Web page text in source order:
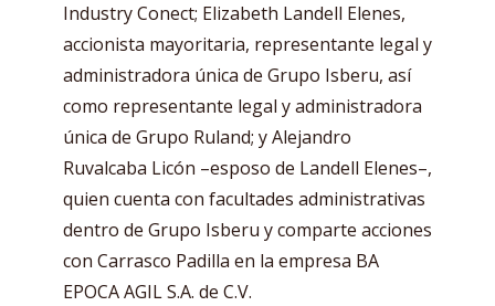
Industry Conect; Elizabeth Landell Elenes,
accionista mayoritaria, representante legal y
administradora única de Grupo Isberu, así
como representante legal y administradora
única de Grupo Ruland; y Alejandro
Ruvalcaba Licón –esposo de Landell Elenes–,
quien cuenta con facultades administrativas
dentro de Grupo Isberu y comparte acciones
con Carrasco Padilla en la empresa BA
EPOCA AGIL S.A. de C.V.